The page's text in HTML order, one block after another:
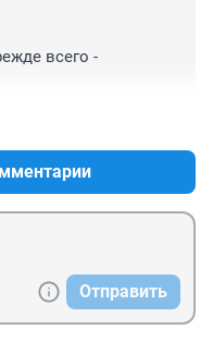
всего -
Отправить